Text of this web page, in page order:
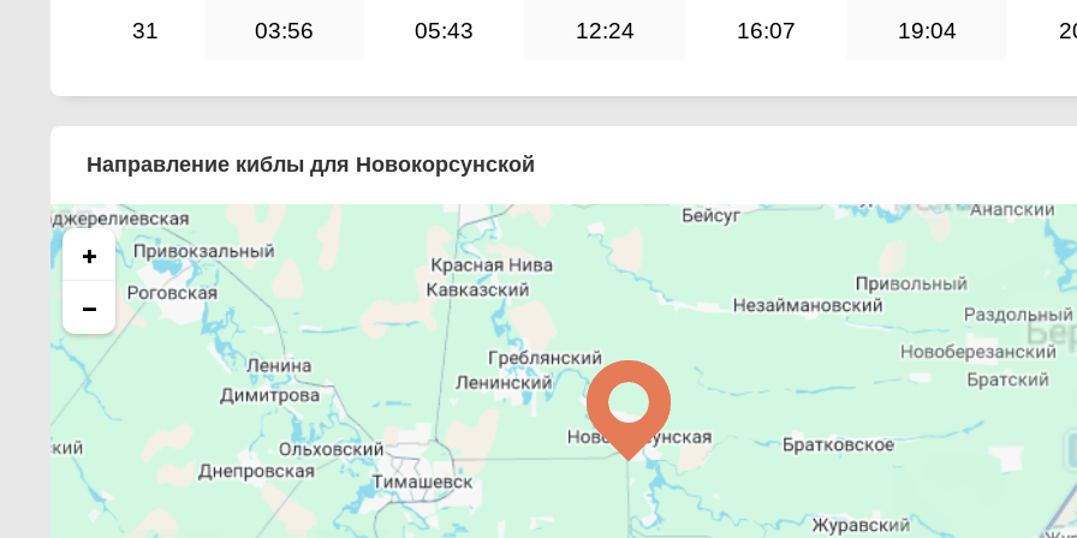
31 03:56 05:43 12:24 16:07 19:04
Направление киблы для Новокорсунской
+
−